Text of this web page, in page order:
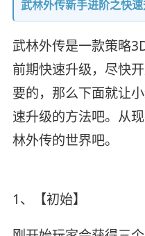
武林外传新手进阶之快
武林外传是一款策略
前期快速升级，尽快
要的，那么下面就让
速升级的方法吧。从
林外传的世界吧。
1、【初始】